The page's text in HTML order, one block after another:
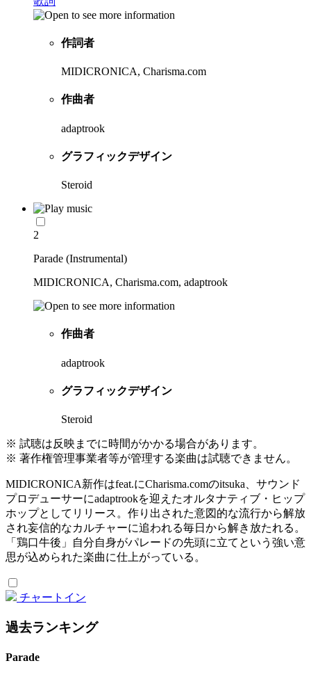
作詞者
MIDICRONICA, Charisma.com
作曲者
adaptrook
グラフィックデザイン
Steroid
2
Parade (Instrumental)
MIDICRONICA, Charisma.com, adaptrook
作曲者
adaptrook
グラフィックデザイン
Steroid
※ 試聴は反映までに時間がかかる場合があります。
※ 著作権管理事業者等が管理する楽曲は試聴できません。
MIDICRONICA新作はfeat.にCharisma.comのitsuka、サウンド
プロデューサーにadaptrookを迎えたオルタナティブ・ヒップ
ホップとしてリリース。作り出された意図的な流行から解放
され妄信的なカルチャーに追われる毎日から解き放たれる。
「鶏口牛後」自分自身がパレードの先頭に立てという強い意
思が込められた楽曲に仕上がっている。
チャートイン
過去ランキング
Parade